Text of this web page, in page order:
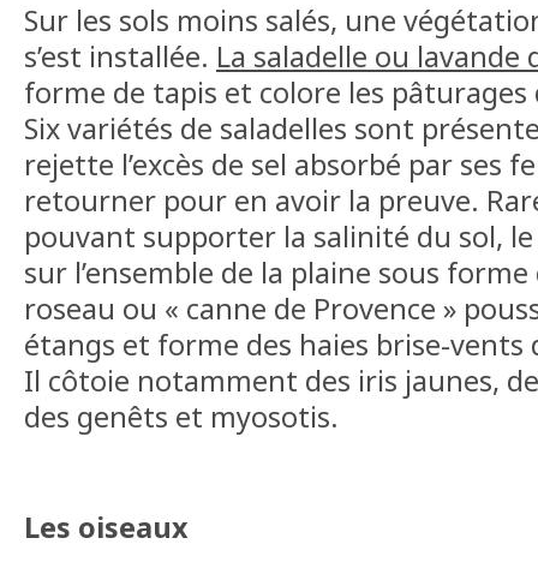
Sur les sols moins salés, une
s’est installée. La saladelle ou lavande
forme de tapis et colore les
Six variétés de saladelles sont
rejette l’excès de sel absorbé par ses
retourner pour en avoir la preuve.
pouvant supporter la salinité du sol,
sur l’ensemble de la plaine sous
roseau ou « canne de Provence »
étangs et forme des haies brise-vents
Il côtoie notamment des iris jaunes,
des genêts et myosotis.
Les oiseaux